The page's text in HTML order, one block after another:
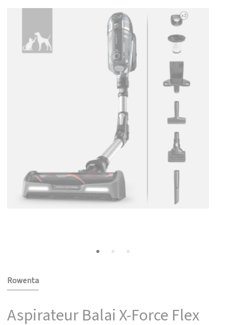
Rowenta
Aspirateur Balai X-Force Flex